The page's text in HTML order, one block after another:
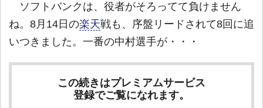
ソフトバンクは、役者がそろってて負けません
ね。8月14日の楽天戦も、序盤リードされて8回に追
いつきました。一番の中村選手が・・・
この続きはプレミアムサービス
登録でご覧になれます。